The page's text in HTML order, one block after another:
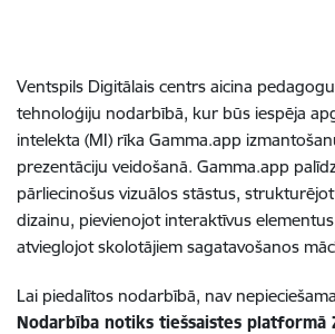
Ventspils Digitālais centrs aicina
tehnoloģiju nodarbībā, kur būs iespēja
intelekta (MI) rīka Gamma.app
prezentāciju veidošanā. Gamma.app
pārliecinošus vizuālos stāstus,
dizainu, pievienojot interaktīvus
atvieglojot skolotājiem sagatavošanos
Lai piedalītos nodarbībā, nav
Nodarbība notiks tiešsaistes platformā